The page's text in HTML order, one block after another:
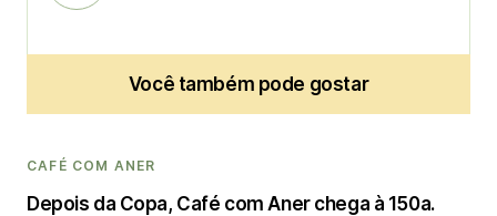
Você também pode gostar
CAFÉ COM ANER
Depois da Copa, Café com Aner chega à 150a.